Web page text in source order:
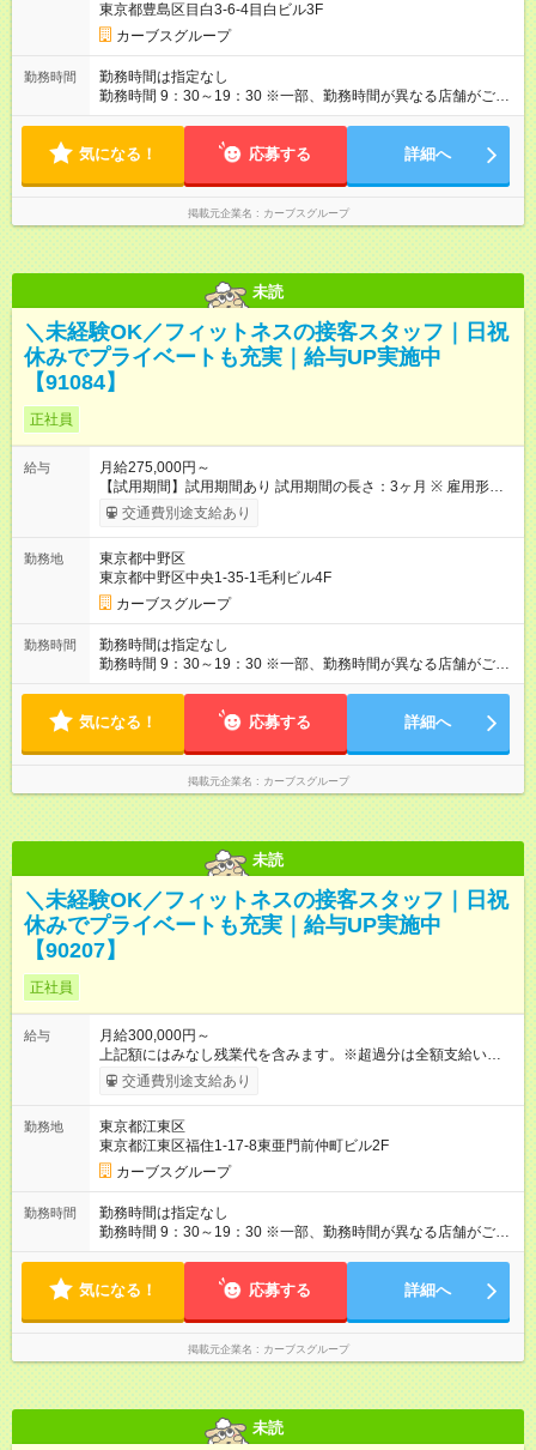
東京都豊島区目白3-6-4目白ビル3F
カーブスグループ
勤務時間
勤務時間は指定なし
勤務時間 9：30～19：30 ※一部、勤務時間が異なる店舗がござ
います。 ＜営業時間＞ 平日／10：00～13：00、15：00～19：
深夜シフトはありません）
気になる！ 応募する 詳細へ
掲載元企業名 カーブスグループ
未読
＼未経験OK／フィットネスの接客スタッフ｜日祝
休みでプライベートも充実｜給与UP実施中
【91084】
正社員
給与
月給275,000円～
【試用期間】試用期間あり 試用期間の長さ：3ヶ月 ※ 雇用形態
と給与に、本採用時と異なる部分があります。 雇用形態：本採
用時と同じです。 給与：月給 245,000円以上
交通費別途支給あり
勤務地
東京都中野区
東京都中野区中央1-35-1毛利ビル4F
カーブスグループ
勤務時間
勤務時間は指定なし
勤務時間 9：30～19：30 ※一部、勤務時間が異なる店舗がござ
います。 ＜営業時間＞ 平日／10：00～13：00、15：00～19：
深夜シフトはありません）
気になる！ 応募する 詳細へ
掲載元企業名 カーブスグループ
未読
＼未経験OK／フィットネスの接客スタッフ｜日祝
休みでプライベートも充実｜給与UP実施中
【90207】
正社員
給与
月給300,000円～
上記額にはみなし残業代を含みます。※超過分は全額支給いたし
ます。 みなし残業代 42,190円／月 みなし残業時間 25時間／月
【試用期間】試用期間あり 試用期間の長さ：6ヶ月 ※ 雇用形態
用時と同じです。 給与：月給 260,000円以上
交通費別途支給あり
勤務地
東京都江東区
東京都江東区福住1-17-8東亜門前仲町ビル2F
カーブスグループ
勤務時間
勤務時間は指定なし
勤務時間 9：30～19：30 ※一部、勤務時間が異なる店舗がござ
います。 ＜営業時間＞ 平日／10：00～13：00、15：00～19：
深夜シフトはありません）
気になる！ 応募する 詳細へ
掲載元企業名 カーブスグループ
未読